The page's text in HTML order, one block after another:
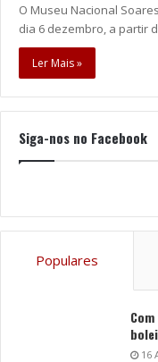
O Museu Nacional
dia 6 dezembro, a partir
Ler Mais »
Siga-nos no Facebook
Populares
16